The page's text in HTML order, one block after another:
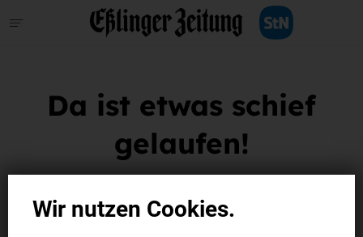
Da ist etwas schief
gelaufen!
Datenschutzeinstellungen verwalten•AGB
Wir nutzen Cookies.